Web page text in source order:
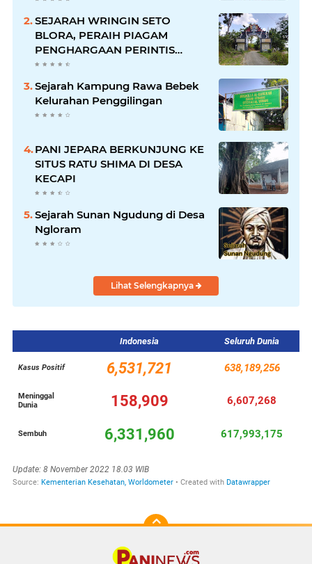
SEJARAH WRINGIN SETO
BLORA, PERAIH PIAGAM
PENGHARGAAN PERINTIS
LINGKUNGAN DARI GUBERNUR
Sejarah Kampung Rawa Bebek
Kelurahan Penggilingan
PANI JEPARA BERKUNJUNG KE
SITUS RATU SHIMA DI DESA
KECAPI
Sejarah Sunan Ngudung di Desa
Ngloram
Lihat Selengkapnya